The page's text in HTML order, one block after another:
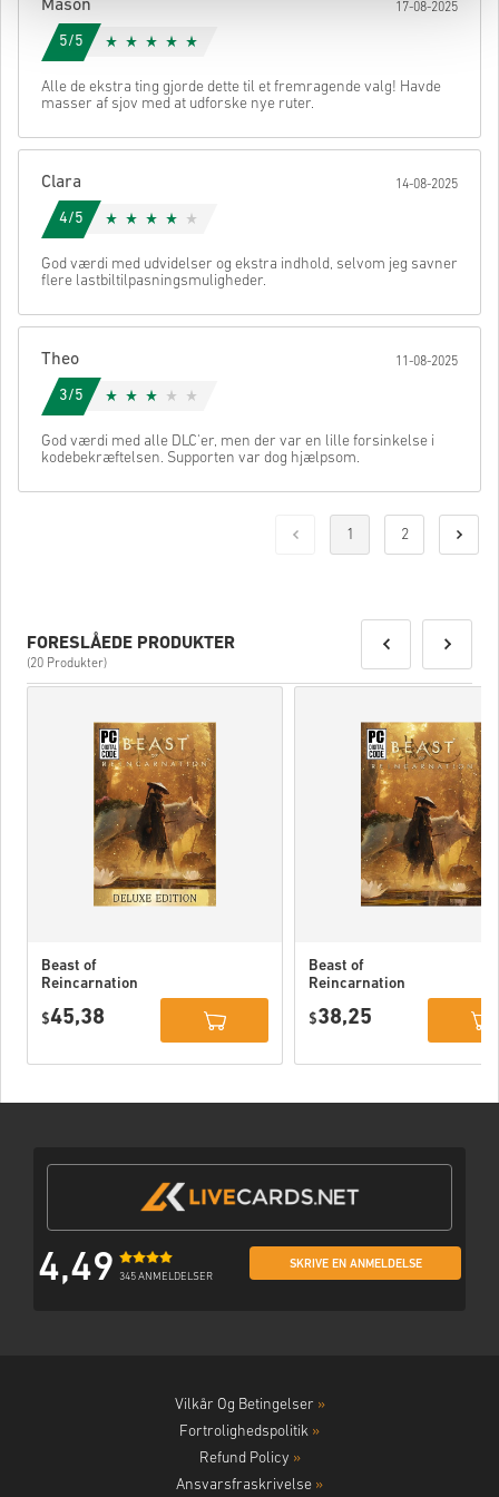
Mason 17-08-2025
5/5
Alle de ekstra ting gjorde dette til et fremragende valg! Havde
masser af sjov med at udforske nye ruter.
Clara 14-08-2025
4/5
God værdi med udvidelser og ekstra indhold, selvom jeg savner
flere lastbiltilpasningsmuligheder.
Theo 11-08-2025
3/5
God værdi med alle DLC'er, men der var en lille forsinkelse i
kodebekræftelsen. Supporten var dog hjælpsom.
1 2
FORESLÅEDE PRODUKTER
(20 Produkter)
Beast of
Reincarnation
PC (STEAM)
$45,38
Beast of
Reincarnation
$38,25
4,49 345 ANMELDELSER
SKRIVE EN ANMELDELSE
Vilkår Og Betingelser »
Fortrolighedspolitik »
Refund Policy »
Ansvarsfraskrivelse »